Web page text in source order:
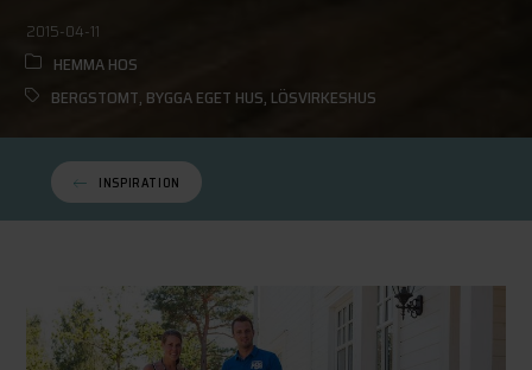
2015-04-11
HEMMA HOS
BERGSTOMT, BYGGA EGET HUS, LÖSVIRKESHUS
INSPIRATION